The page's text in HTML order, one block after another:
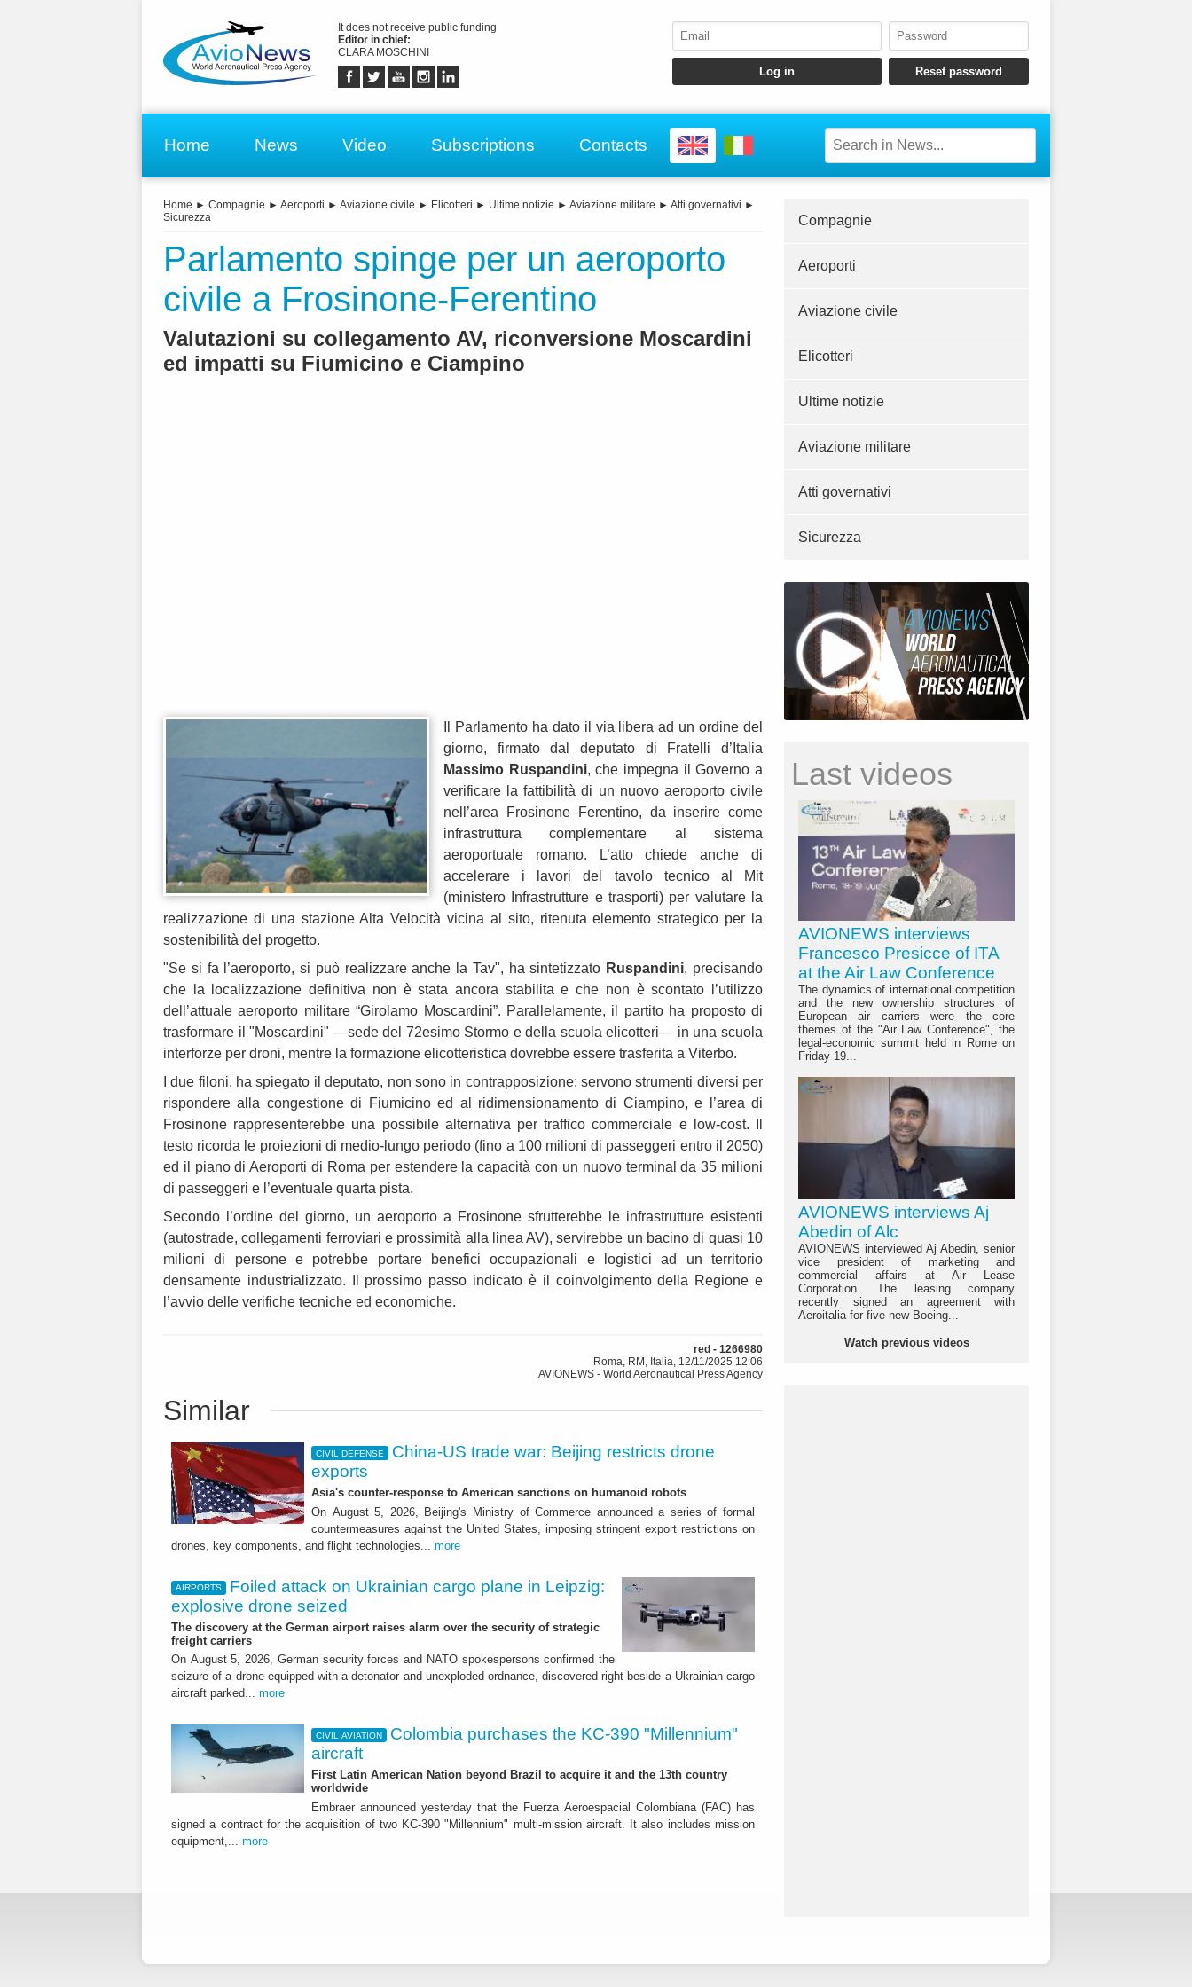
It does not receive public funding
Editor in chief:
CLARA MOSCHINI
Home News Video Subscriptions Contacts
Home ► Compagnie ► Aeroporti ► Aviazione civile ► Elicotteri ► Ultime notizie ► Aviazione militare ► Atti governativi ►
Sicurezza
Parlamento spinge per un aeroporto
civile a Frosinone-Ferentino
Valutazioni su collegamento AV, riconversione Moscardini
ed impatti su Fiumicino e Ciampino
Il Parlamento ha dato il via libera ad un ordine del
giorno, firmato dal deputato di Fratelli d’Italia
Massimo Ruspandini, che impegna il Governo a
verificare la fattibilità di un nuovo aeroporto civile
nell’area Frosinone–Ferentino, da inserire come
infrastruttura complementare al sistema
aeroportuale romano. L’atto chiede anche di
accelerare i lavori del tavolo tecnico al Mit
(ministero Infrastrutture e trasporti) per valutare la
realizzazione di una stazione Alta Velocità vicina al sito, ritenuta elemento strategico per la
sostenibilità del progetto.
"Se si fa l’aeroporto, si può realizzare anche la Tav", ha sintetizzato Ruspandini, precisando
che la localizzazione definitiva non è stata ancora stabilita e che non è scontato l’utilizzo
dell’attuale aeroporto militare “Girolamo Moscardini”. Parallelamente, il partito ha proposto di
trasformare il "Moscardini" —sede del 72esimo Stormo e della scuola elicotteri— in una scuola
interforze per droni, mentre la formazione elicotteristica dovrebbe essere trasferita a Viterbo.
I due filoni, ha spiegato il deputato, non sono in contrapposizione: servono strumenti diversi per
rispondere alla congestione di Fiumicino ed al ridimensionamento di Ciampino, e l’area di
Frosinone rappresenterebbe una possibile alternativa per traffico commerciale e low-cost. Il
testo ricorda le proiezioni di medio-lungo periodo (fino a 100 milioni di passeggeri entro il 2050)
ed il piano di Aeroporti di Roma per estendere la capacità con un nuovo terminal da 35 milioni
di passeggeri e l’eventuale quarta pista.
Secondo l’ordine del giorno, un aeroporto a Frosinone sfrutterebbe le infrastrutture esistenti
(autostrade, collegamenti ferroviari e prossimità alla linea AV), servirebbe un bacino di quasi 10
milioni di persone e potrebbe portare benefici occupazionali e logistici ad un territorio
densamente industrializzato. Il prossimo passo indicato è il coinvolgimento della Regione e
l’avvio delle verifiche tecniche ed economiche.
red - 1266980
Roma, RM, Italia, 12/11/2025 12:06
AVIONEWS - World Aeronautical Press Agency
Similar
CIVIL DEFENSE
China-US trade war: Beijing restricts drone
exports
Asia's counter-response to American sanctions on humanoid robots
On August 5, 2026, Beijing's Ministry of Commerce announced a series of formal
countermeasures against the United States, imposing stringent export restrictions on
drones, key components, and flight technologies... more
AIRPORTS
Foiled attack on Ukrainian cargo plane in Leipzig:
explosive drone seized
The discovery at the German airport raises alarm over the security of strategic
freight carriers
On August 5, 2026, German security forces and NATO spokespersons confirmed the
seizure of a drone equipped with a detonator and unexploded ordnance, discovered right beside a Ukrainian cargo
aircraft parked... more
CIVIL AVIATION
Colombia purchases the KC-390 "Millennium"
aircraft
First Latin American Nation beyond Brazil to acquire it and the 13th country
worldwide
Embraer announced yesterday that the Fuerza Aeroespacial Colombiana (FAC) has
signed a contract for the acquisition of two KC-390 "Millennium" multi-mission aircraft. It also includes mission
equipment,... more
Compagnie
Aeroporti
Aviazione civile
Elicotteri
Ultime notizie
Aviazione militare
Atti governativi
Sicurezza
Last videos
AVIONEWS interviews
Francesco Presicce of ITA
at the Air Law Conference
The dynamics of international competition
and the new ownership structures of
European air carriers were the core
themes of the "Air Law Conference", the
legal-economic summit held in Rome on
Friday 19...
AVIONEWS interviews Aj
Abedin of Alc
AVIONEWS interviewed Aj Abedin, senior
vice president of marketing and
commercial affairs at Air Lease
Corporation. The leasing company
recently signed an agreement with
Aeroitalia for five new Boeing...
Watch previous videos